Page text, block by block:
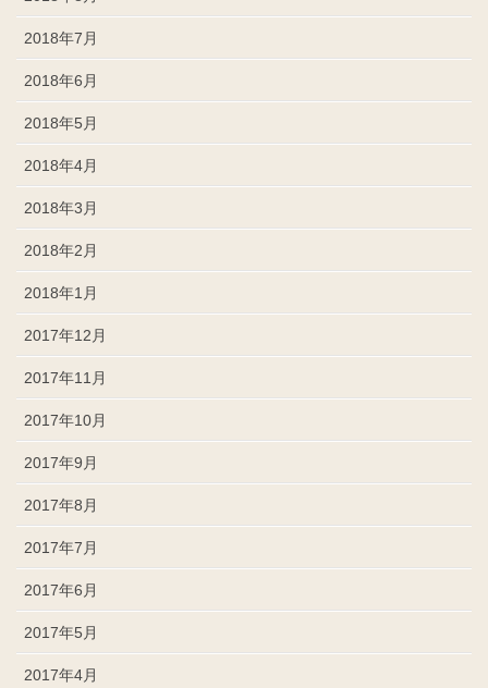
2018年7月
2018年6月
2018年5月
2018年4月
2018年3月
2018年2月
2018年1月
2017年12月
2017年11月
2017年10月
2017年9月
2017年8月
2017年7月
2017年6月
2017年5月
2017年4月